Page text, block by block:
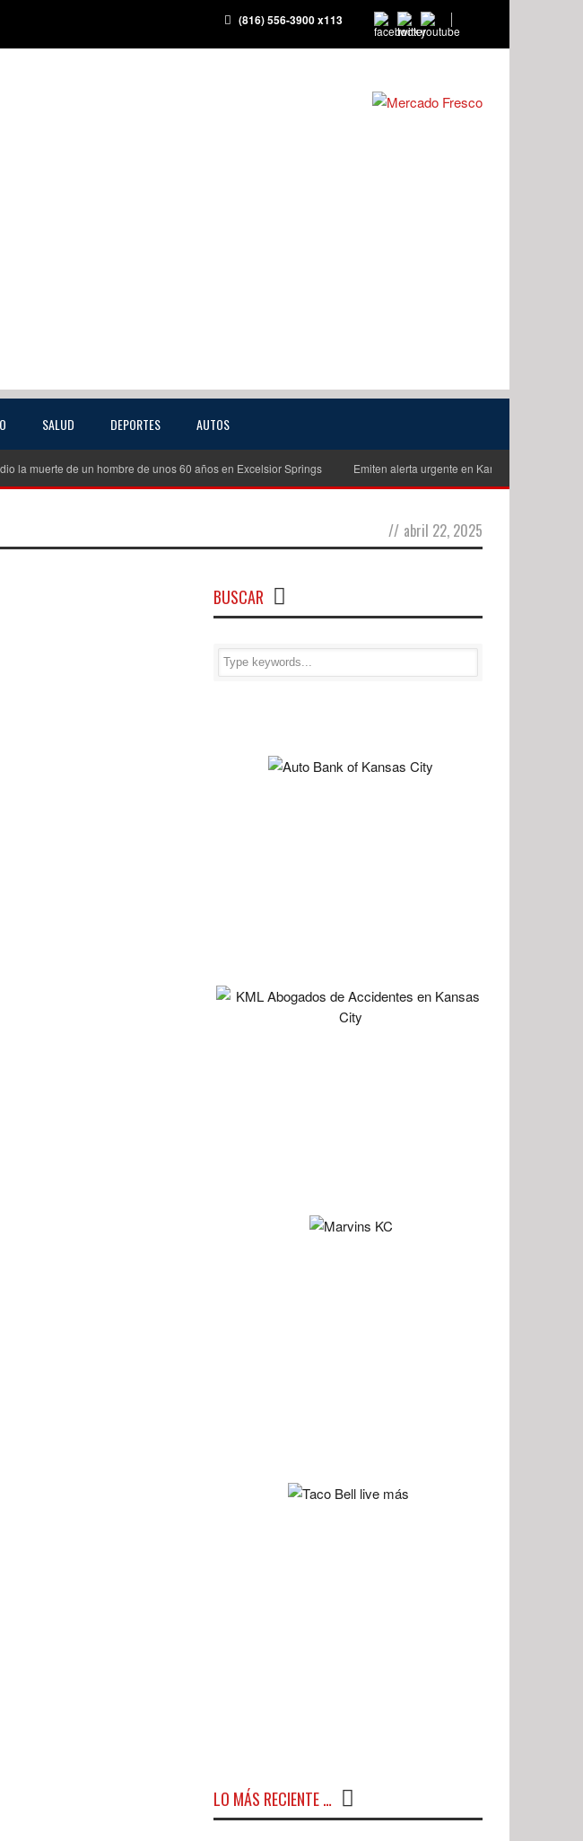
(816) 556-3900 x113
SALUD DEPORTES AUTOS
muerte de un hombre de unos 60 años en Excelsior Springs Emiten alerta urgente en Kansas City para
// abril 22, 2025
BUSCAR
LO MÁS RECIENTE …